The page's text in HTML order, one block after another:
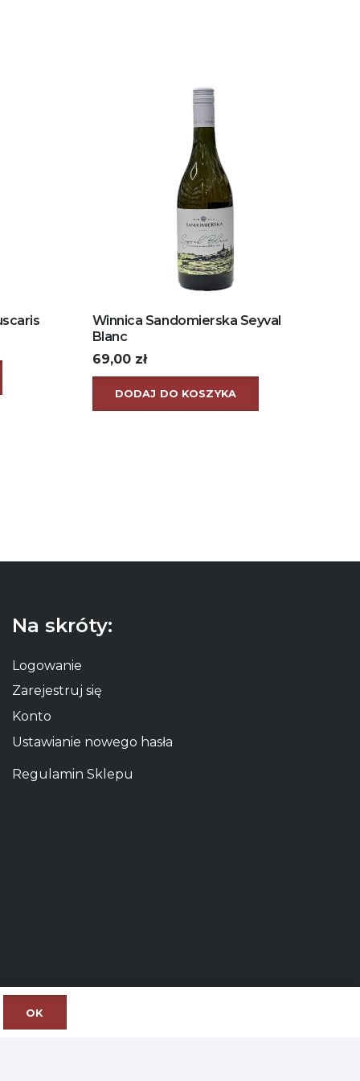
Winnica Sandomierska Seyval
Blanc
69,00 zł
DODAJ DO KOSZYKA
Na skróty:
Logowanie
Zarejestruj się
Konto
Ustawianie nowego hasła
Regulamin Sklepu
OK